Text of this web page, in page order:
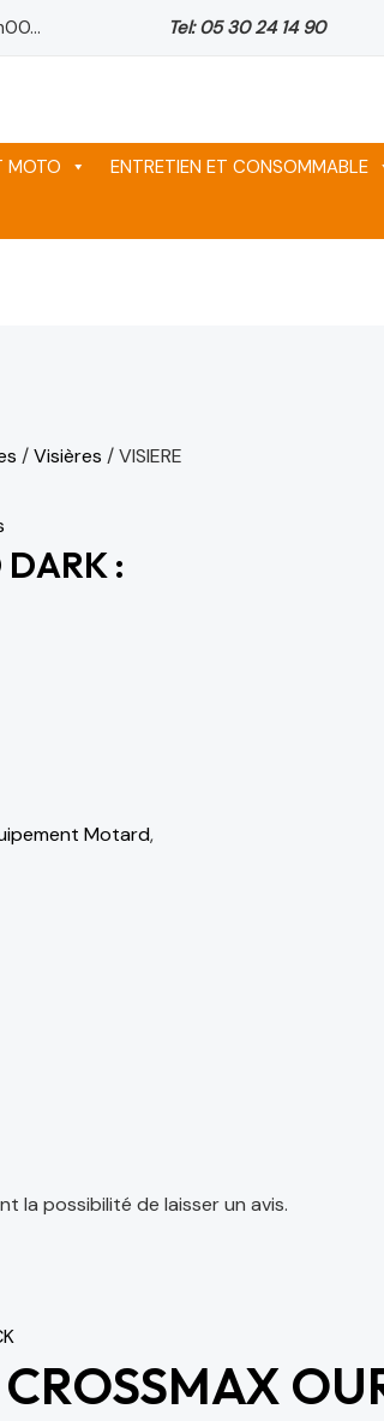
Tel: 05 30 24 14 90
MOTO ENTRETIEN ET CONSOMMABLE
/Visières / VISIERE
DARK :
Motard,
la possibilité de laisser un avis.